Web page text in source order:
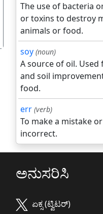
The use of bacteria
or toxins to destroy
animals or food.
soy (noun)
A source of oil.
and soil
food.
err (verb)
To make a mistake
incorrect.
ಅನುಸರಿಸಿ
ಏಕ್ಸ (ಟ್ವಿಟರ್)